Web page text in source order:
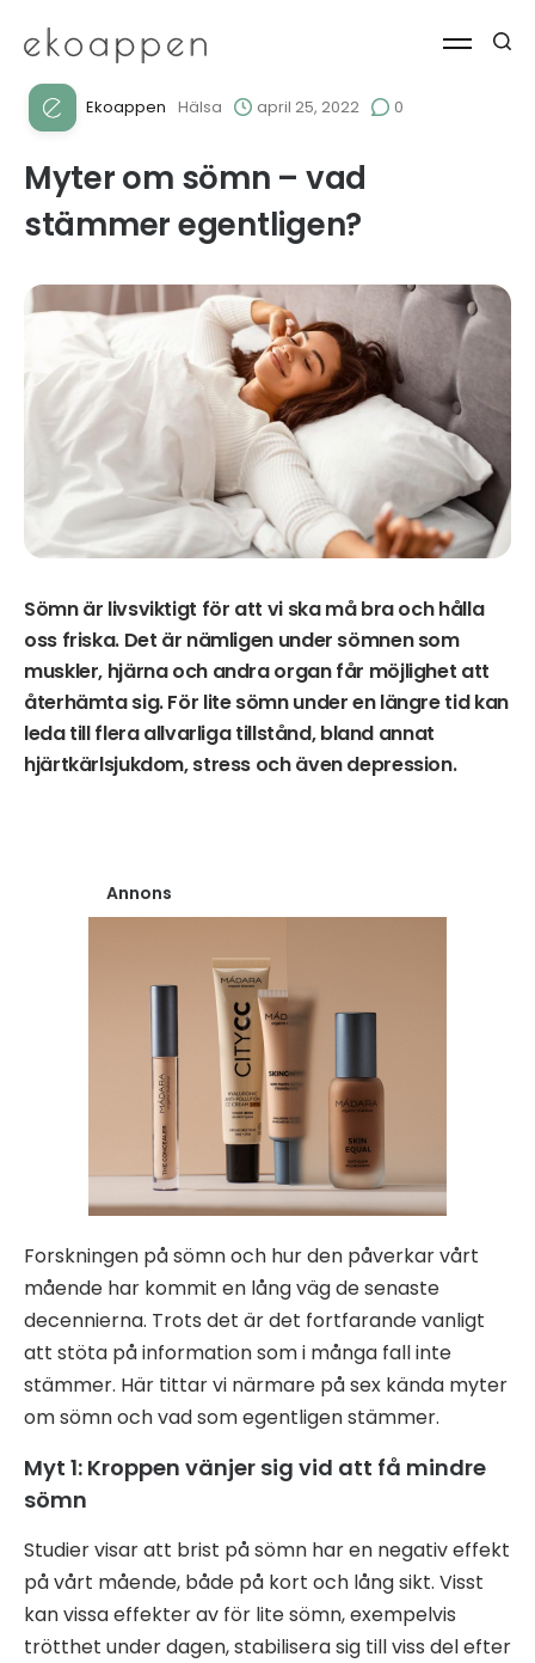
Ekoappen Hälsa april 25, 2022 0
Myter om sömn – vad
stämmer egentligen?
Sömn är livsviktigt för att vi ska må bra och hålla
oss friska. Det är nämligen under sömnen som
muskler, hjärna och andra organ får möjlighet att
återhämta sig. För lite sömn under en längre tid kan
leda till flera allvarliga tillstånd, bland annat
hjärtkärlsjukdom, stress och även depression.
Annons
Forskningen på sömn och hur den påverkar vårt
mående har kommit en lång väg de senaste
decennierna. Trots det är det fortfarande vanligt
att stöta på information som i många fall inte
stämmer. Här tittar vi närmare på sex kända myter
om sömn och vad som egentligen stämmer.
Myt 1: Kroppen vänjer sig vid att få mindre
sömn
Studier visar att brist på sömn har en negativ effekt
på vårt mående, både på kort och lång sikt. Visst
kan vissa effekter av för lite sömn, exempelvis
trötthet under dagen, stabilisera sig till viss del efter